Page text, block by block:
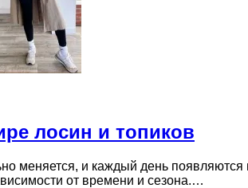
лосин и топиков
меняется, и каждый день
от времени и сезона.…